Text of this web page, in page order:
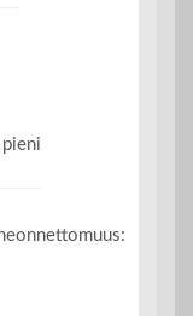
pieni